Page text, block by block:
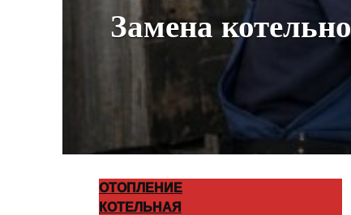
Замена
ОТОПЛЕНИЕ
КОТЕЛЬНАЯ